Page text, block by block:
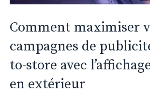
Comment maximiser
campagnes de
to-store avec
en extérieur